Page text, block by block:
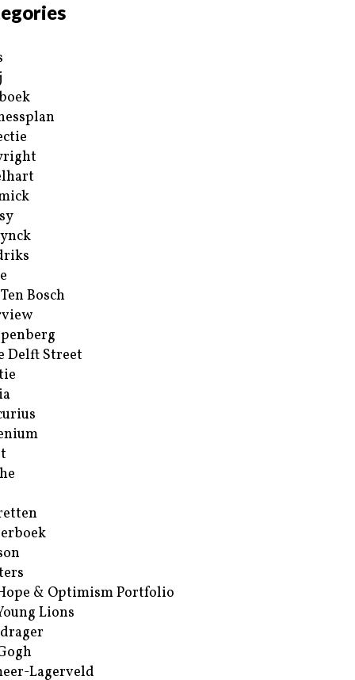
Bosch
Delft Street
& Optimism Portfolio
Lions
Lagerveld